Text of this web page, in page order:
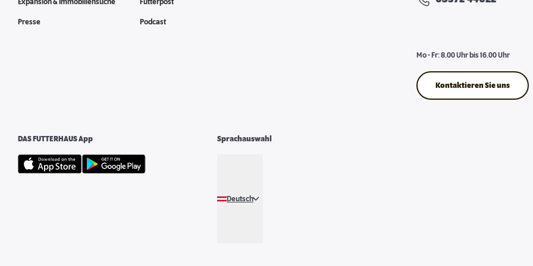
Expansion & Immobiliensuche
Presse
Futterpost
Podcast
Mo - Fr: 8.00 Uhr bis 16.00 Uhr
Kontaktieren Sie uns
DAS FUTTERHAUS App Sprachauswahl
Deutsch